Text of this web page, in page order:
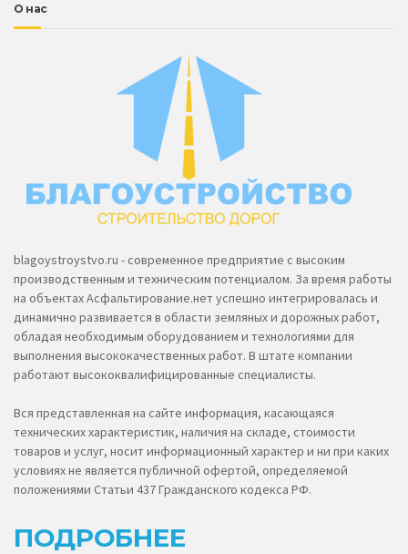
О нас
blagoystroystvo.ru - современное предприятие с высоким
производственным и техническим потенциалом. За время работы
на объектах Асфальтирование.нет успешно интегрировалась и
динамично развивается в области земляных и дорожных работ,
обладая необходимым оборудованием и технологиями для
выполнения высококачественных работ. В штате компании
работают высококвалифицированные специалисты.
Вся представленная на сайте информация, касающаяся
технических характеристик, наличия на складе, стоимости
товаров и услуг, носит информационный характер и ни при каких
условиях не является публичной офертой, определяемой
положениями Статьи 437 Гражданского кодекса РФ.
ПОДРОБНЕЕ